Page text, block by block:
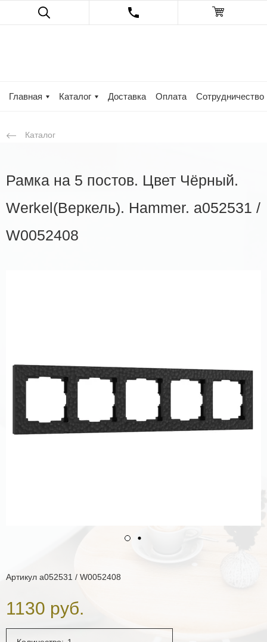
Главная Каталог Доставка Оплата Сотрудничество
Каталог
Рамка на 5 постов. Цвет Чёрный.
Werkel(Веркель). Hammer. a052531 /
W0052408
Артикул a052531 / W0052408
1130 руб.